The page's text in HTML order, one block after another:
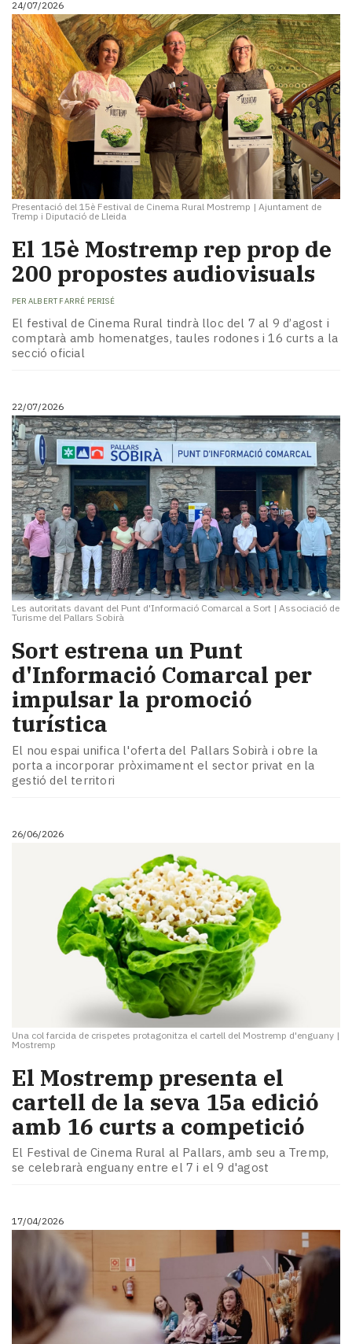
i
turisme
Cultura
Esports
Mai
tant!
TV
i
mitjans
El
temps
Reportatges
Enquestes
A
escena!
Dis
la
teva!
Subscriptors
del
Pallars
Contingut
patrocinat
Lo
més
llegit...
Editorial
24/07/2026
Presentació del 15è Festival de Cinema Rural Mostremp | Ajuntament de
Tremp i Diputació de Lleida
El 15è Mostremp rep prop de
200 propostes audiovisuals
PER ALBERT FARRÉ PERISÉ
El festival de Cinema Rural tindrà lloc del 7 al 9 d’agost i
comptarà amb homenatges, taules rodones i 16 curts a la
secció oficial
22/07/2026
Les autoritats davant del Punt d'Informació Comarcal a Sort | Associació de
Turisme del Pallars Sobirà
Sort estrena un Punt
d'Informació Comarcal per
impulsar la promoció
turística
El nou espai unifica l'oferta del Pallars Sobirà i obre la
porta a incorporar pròximament el sector privat en la
gestió del territori
26/06/2026
Una col farcida de crispetes protagonitza el cartell del Mostremp d'enguany |
Mostremp
El Mostremp presenta el
cartell de la seva 15a edició
amb 16 curts a competició
El Festival de Cinema Rural al Pallars, amb seu a Tremp,
se celebrarà enguany entre el 7 i el 9 d'agost
17/04/2026